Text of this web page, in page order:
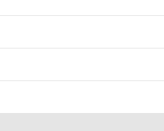
pozitionate spre exteriorul
daca este necesar poti
gatitului; daca este necesar